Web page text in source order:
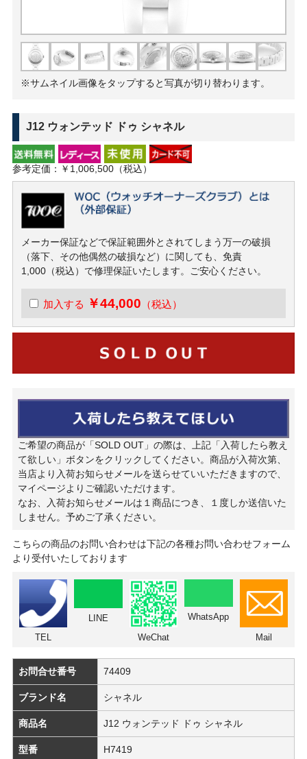
※サムネイル画像をタップすると写真が切り替わります。
J12 ウォンテッド ドゥ シャネル
参考定価：￥1,006,500（税込）
メーカー保証などで保証範囲外とされてしまう万一の破損
（落下、その他偶然の破損など）に関しても、免責
1,000（税込）で修理保証いたします。ご安心ください。
加入する ￥44,000 （税込）
ご希望の商品が「SOLD OUT」の際は、上記「入荷したら教え
て欲しい」ボタンをクリックしてください。商品が入荷次第、
当店より入荷お知らせメールを送らせていいただきますので、
マイページよりご確認いただけます。
なお、入荷お知らせメールは１商品につき、１度しか送信いた
しません。予めご了承ください。
こちらの商品のお問い合わせは下記の各種お問い合わせフォーム
より受付いたしております
TEL
LINE
WeChat
WhatsApp
Mail
お問合せ番号 74409
ブランド名 シャネル
商品名 J12 ウォンテッド ドゥ シャネル
型番 H7419